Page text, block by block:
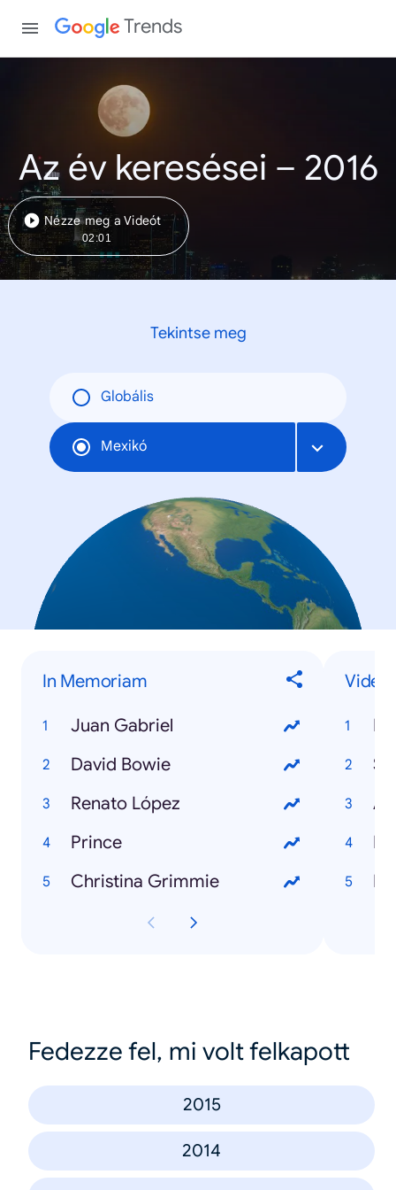
Trends
Az év keresései – 2016
Nézze meg a Videót
02:01
Tekintse meg
Globális
Mexikó
In Memoriam
Juan Gabriel
David Bowie
Renato López
Prince
Christina Grimmie
Fedezze fel, mi volt felkapott
2015
2014